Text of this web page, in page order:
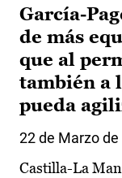
García-
de más
que al
también a
pueda
22 de Marzo
Castilla-La